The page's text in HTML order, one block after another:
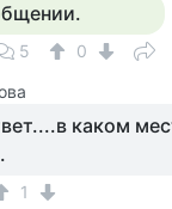
5 0
каком
1